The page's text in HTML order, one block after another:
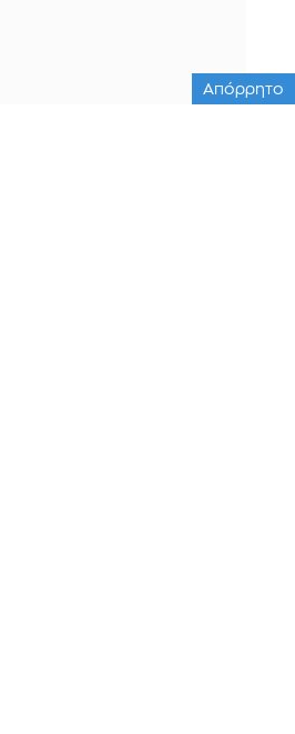
Απόρρητο